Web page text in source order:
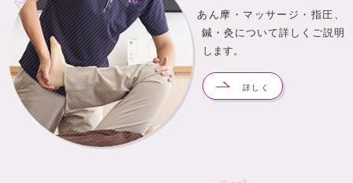
あん摩・マッサージ・指圧、
鍼・灸について詳しくご説明
します。
詳しく